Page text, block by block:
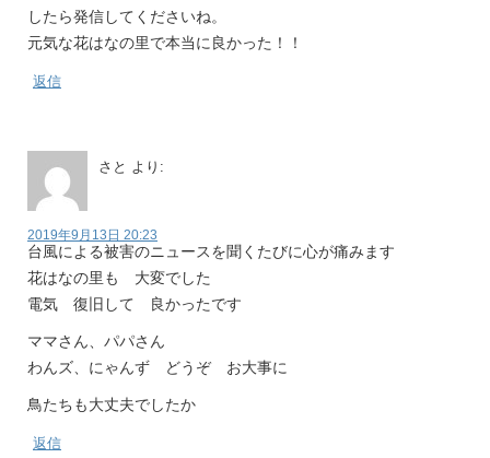
したら発信してくださいね。
元気な花はなの里で本当に良かった！！
返信
さと より:
2019年9月13日 20:23
台風による被害のニュースを聞くたびに心が痛みます
花はなの里も 大変でした
電気 復旧して 良かったです
ママさん、パパさん
わんズ、にゃんず どうぞ お大事に
鳥たちも大丈夫でしたか
返信